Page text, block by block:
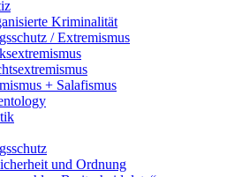
Kriminalität
/ Extremismus
+ Salafismus
und Ordnung